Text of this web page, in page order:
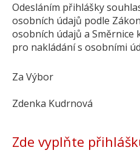
Odesláním přihlášky
osobních údajů podle
osobních údajů a Směrnice
pro nakládání s osobními
Za Výbor
Zdenka Kudrnová
Zde vyplňte